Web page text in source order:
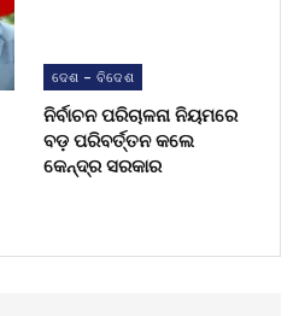
ଦେଶ - ବିଦେଶ
ନିର୍ବାଚନ ପରିଚାଳନା ନିୟମରେ
ବଡ଼ ପରିବର୍ତ୍ତନ କଲେ
କେନ୍ଦ୍ର ସରକାର